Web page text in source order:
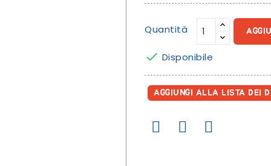
Quantità
 Disponibile
AGGIUNGI ALLA LISTA DEI